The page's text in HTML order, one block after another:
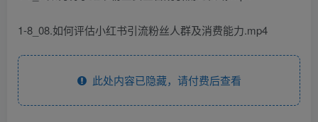
1-8_08.如何评估小红书引流粉丝人群及消费能力.mp4
此处内容已隐藏，请付费后查看